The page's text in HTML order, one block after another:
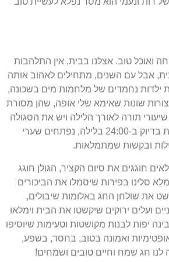
ואוכל טוב. אצלנו בבית, אין התלהבות
אבל עם השנים, מתחילים לאהוב אותה
ילדות נחמדים של מלחמות מים בשכונה,
שונות שאימא שלי אופה, שהן מסורת
תורה לאורך הלילה ויש את הסגולה
הידועה, שבערב שבועות בדיוק ב-24:00 בלילה, נפתחים שערי
ובקשות שמתמלאות.
חוגגים את סיום הקציר, הגולן חוגג
סלינו בפירות שיסמלו את הביכורים
את שולחן החג באלומות שיבולים,
ועלים ירוקים שיקשטו את הבית וימלאו
יפות לבנות מקושטות וטעימות שיוסיפו
אופטימיות ואמונה בטוב, בחסד, בשפע,
לנו חג שמח וחיים טובים ושמחים!